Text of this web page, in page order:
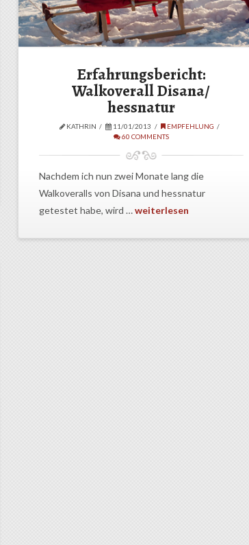
Erfahrungsbericht:
Walkoverall Disana/
hessnatur
KATHRIN 11/01/2013
EMPFEHLUNG
60 COMMENTS
Nachdem ich nun zwei Monate lang die
Walkoveralls von Disana und hessnatur
getestet habe, wird …weiterlesen